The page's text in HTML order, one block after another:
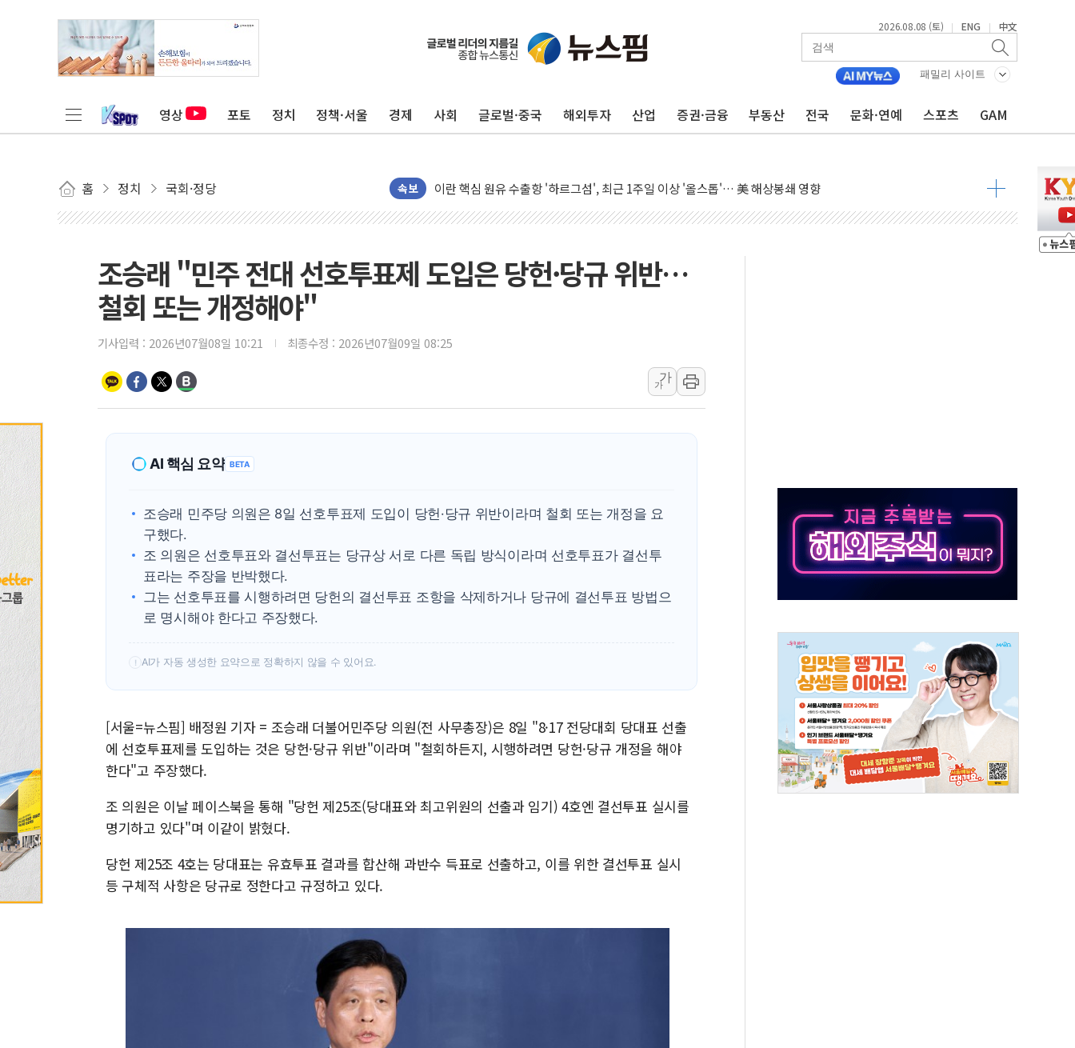
2026.08.08 (토) | ENG | 中文
패밀리 사이트
영상 포토 정치 정책·서울 경제 사회 글로벌·중국 해외투자 산업 증권·금융 부동산 전국 문화·연예 스포츠 GAM
홈 정치 국회·정당 속보
유럽증시, 美 고용 예상 밖 부진에 연준 금리 인상 가능성 낮아지며 상승… STOXX 600 지수는 나흘 연속 최고치
미 연준 매파 기세 꺾이나…고용 감소에 9월 동결 전망 우세
트럼프, 백신·자폐증 행정명령 검토…"이르면 다음 주"
美 항소법원, 백악관 무도회장 공사 중단 명령…트럼프 제동
美 고용 쇼크에 엔화 장중 급등…시장은 "또 개입했나" 촉각
[AI MY 뉴스] 뉴욕 반도체주 프리뷰...美 고용 쇼크에 반도체주 '활짝'
[종합] 美 7월 고용 2만3000명 감소 '쇼크'…9월 금리 인상 기대 후퇴
[사진] 이슬람 수니파 3개국, 공동방위협정 체결
특정 정치인 측근 포항시 정책특보 내정설...포항시 '시끌'
李 "해남 태양광, 대한민국 다음 100년 밑거름…수도권 집중 완화 전환점"
조승래 "민주 전대 선호투표제 도입은 당헌·당규 위반…
철회 또는 개정해야"
기사입력 : 2026년07월08일 10:21 최종수정 : 2026년07월09일 08:25
가
가
AI 핵심 요약 BETA
조승래 민주당 의원은 8일 선호투표제 도입이 당헌·당규 위반이라며 철회 또는 개정을 요
구했다.
조 의원은 선호투표와 결선투표는 당규상 서로 다른 독립 방식이라며 선호투표가 결선투
표라는 주장을 반박했다.
그는 선호투표를 시행하려면 당헌의 결선투표 조항을 삭제하거나 당규에 결선투표 방법으
로 명시해야 한다고 주장했다.
! AI가 자동 생성한 요약으로 정확하지 않을 수 있어요.
[서울=뉴스핌] 배정원 기자 = 조승래 더불어민주당 의원(전 사무총장)은 8일 "8·17 전당대회 당대표 선출
에 선호투표제를 도입하는 것은 당헌·당규 위반"이라며 "철회하든지, 시행하려면 당헌·당규 개정을 해야
한다"고 주장했다.
조 의원은 이날 페이스북을 통해 "당헌 제25조(당대표와 최고위원의 선출과 임기) 4호엔 결선투표 실시를
명기하고 있다"며 이같이 밝혔다.
당헌 제25조 4호는 당대표는 유효투표 결과를 합산해 과반수 득표로 선출하고, 이를 위한 결선투표 실시
등 구체적 사항은 당규로 정한다고 규정하고 있다.